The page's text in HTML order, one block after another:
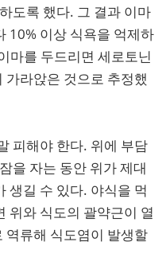
도록 했다. 그 결과 이마
10% 이상 식욕을 억제하
마를 두드리면 세로토닌
라앉은 것으로 추정했
피해야 한다. 위에 부담
을 자는 동안 위가 제대
생길 수 있다. 야식을 먹
위와 식도의 괄약근이 열
역류해 식도염이 발생할